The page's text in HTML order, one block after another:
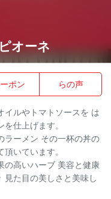
オーネ
ポン らの声
イルやトマトソースを は
仕上げます。
ラーメン その一杯の丼の
いています。
の高いハーブ 美容と健康
見た目の美しさと美味し